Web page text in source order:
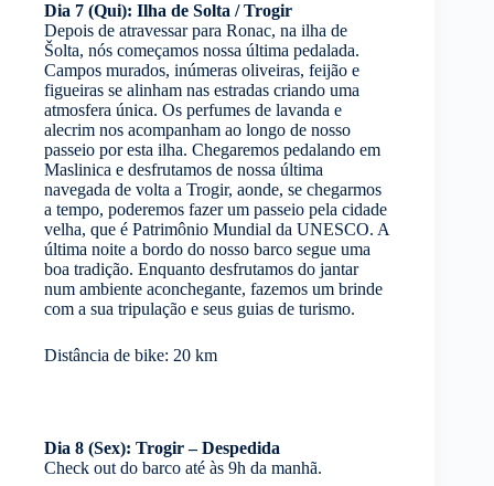
Dia 7 (Qui): Ilha de Solta / Trogir
Depois de atravessar para Ronac, na ilha de
Šolta, nós começamos nossa última pedalada.
Campos murados, inúmeras oliveiras, feijão e
figueiras se alinham nas estradas criando uma
atmosfera única. Os perfumes de lavanda e
alecrim nos acompanham ao longo de nosso
passeio por esta ilha. Chegaremos pedalando em
Maslinica e desfrutamos de nossa última
navegada de volta a Trogir, aonde, se chegarmos
a tempo, poderemos fazer um passeio pela cidade
velha, que é Patrimônio Mundial da UNESCO. A
última noite a bordo do nosso barco segue uma
boa tradição. Enquanto desfrutamos do jantar
num ambiente aconchegante, fazemos um brinde
com a sua tripulação e seus guias de turismo.
Distância de bike: 20 km
Dia 8 (Sex): Trogir – Despedida
Check out do barco até às 9h da manhã.